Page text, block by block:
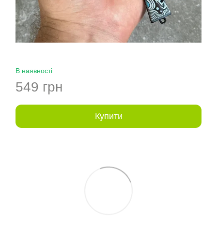
В наявності
549 грн
Купити